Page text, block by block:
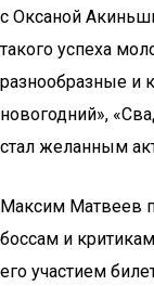
с Оксаной
такого успеха
разнообразные и
новогодний»,
стал желанным
Максим Матвеев
боссам и
его участием